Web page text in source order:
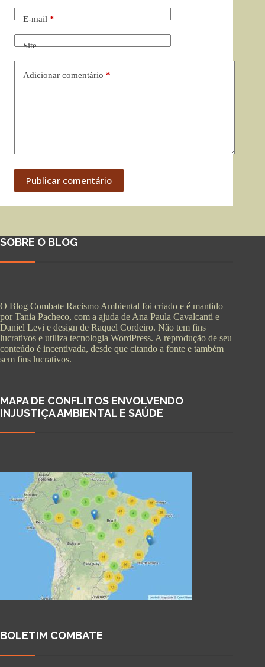
E-mail*
Site
Adicionar comentário *
Publicar comentário
SOBRE O BLOG
O Blog Combate Racismo Ambiental foi criado e é mantido
por Tania Pacheco, com a ajuda de Ana Paula Cavalcanti e
Daniel Levi e design de Raquel Cordeiro. Não tem fins
lucrativos e utiliza tecnologia WordPress. A reprodução de seu
conteúdo é incentivada, desde que citando a fonte e também
sem fins lucrativos.
MAPA DE CONFLITOS ENVOLVENDO
INJUSTIÇA AMBIENTAL E SAÚDE
BOLETIM COMBATE